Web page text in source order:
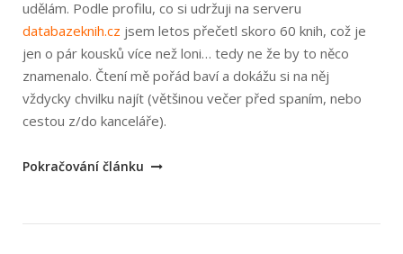
udělám. Podle profilu, co si udržuji na serveru
databazeknih.cz jsem letos přečetl skoro 60 knih, což je
jen o pár kousků více než loni… tedy ne že by to něco
znamenalo. Čtení mě pořád baví a dokážu si na něj
vždycky chvilku najít (většinou večer před spaním, nebo
cestou z/do kanceláře).
„Nejlepší
Pokračování článku